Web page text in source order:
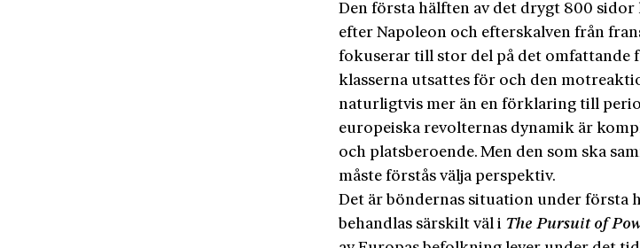
Den första hälften av det drygt 800
efter Napoleon och efterskalven från
fokuserar till stor del på det omfattande
klasserna utsattes för och den
naturligtvis mer än en förklaring till
europeiska revolternas dynamik är
och platsberoende. Men den som ska
måste förstås välja perspektiv.
Det är böndernas situation under första
behandlas särskilt väl i The Pursuit of